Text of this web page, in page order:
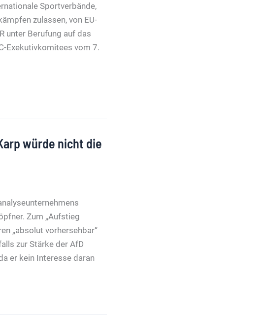
Sportverbände,
zulassen, von EU-
unter Berufung auf das
Exekutivkomitees vom 7.
würde nicht die
Zum „Aufstieg
„absolut vorhersehbar“
zur Stärke der AfD
er kein Interesse daran